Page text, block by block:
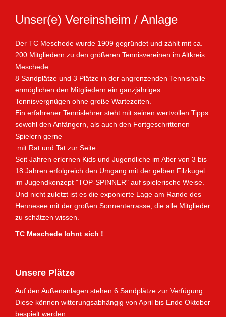
Unser(e) Vereinsheim / Anlage
Der TC Meschede wurde 1909 gegründet und zählt mit ca.
200 Mitgliedern zu den größeren Tennisvereinen im Altkreis
Meschede.
8 Sandplätze und 3 Plätze in der angrenzenden Tennishalle
ermöglichen den Mitgliedern ein ganzjähriges
Tennisvergnügen ohne große Wartezeiten.
Ein erfahrener Tennislehrer steht mit seinen wertvollen Tipps
sowohl den Anfängern, als auch den Fortgeschrittenen
Spielern gerne
mit Rat und Tat zur Seite.
Seit Jahren erlernen Kids und Jugendliche im Alter von 3 bis
18 Jahren erfolgreich den Umgang mit der gelben Filzkugel
im Jugendkonzept "TOP-SPINNER" auf spielerische Weise.
Und nicht zuletzt ist es die exponierte Lage am Rande des
Hennesee mit der großen Sonnenterrasse, die alle Mitglieder
zu schätzen wissen.
TC Meschede lohnt sich !
Unsere Plätze
Auf den Außenanlagen stehen 6 Sandplätze zur Verfügung.
Diese können witterungsabhängig von April bis Ende Oktober
bespielt werden.